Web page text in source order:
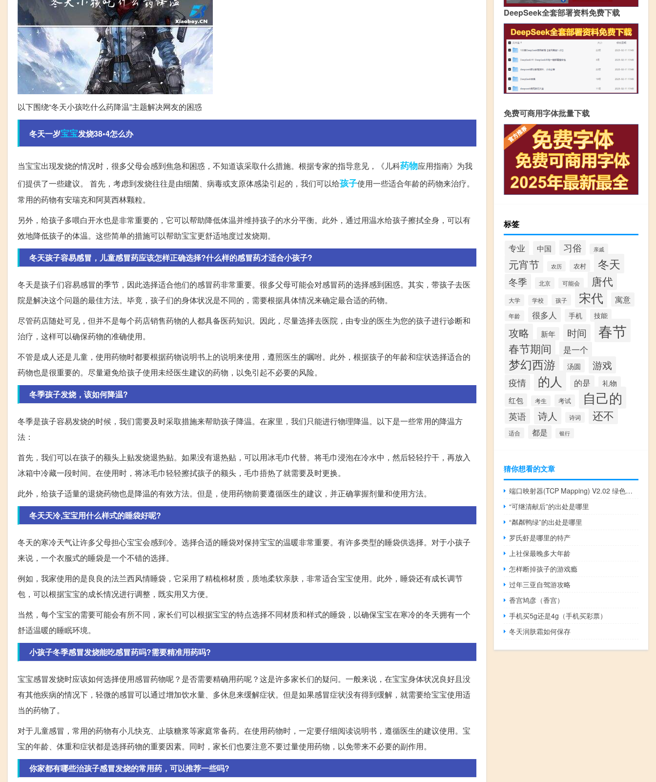
以下围绕“冬天小孩吃什么药降温”主题解决网友的困惑
冬天一岁宝宝发烧38•4怎么办
当宝宝出现发烧的情况时，很多父母会感到焦急和困惑，不知道该采取什么措施。根据专家的指导意见，《儿科药物应用指南》为我
们提供了一些建议。 首先，考虑到发烧往往是由细菌、病毒或支原体感染引起的，我们可以给孩子使用一些适合年龄的药物来治疗。
常用的药物有安瑞克和阿莫西林颗粒。
另外，给孩子多喂白开水也是非常重要的，它可以帮助降低体温并维持孩子的水分平衡。此外，通过用温水给孩子擦拭全身，可以有
效地降低孩子的体温。这些简单的措施可以帮助宝宝更舒适地度过发烧期。
冬天孩子容易感冒，儿童感冒药应该怎样正确选择?什么样的感冒药才适合小孩子?
冬天是孩子们容易感冒的季节，因此选择适合他们的感冒药非常重要。很多父母可能会对感冒药的选择感到困惑。其实，带孩子去医
院是解决这个问题的最佳方法。毕竟，孩子们的身体状况是不同的，需要根据具体情况来确定最合适的药物。
尽管药店随处可见，但并不是每个药店销售药物的人都具备医药知识。因此，尽量选择去医院，由专业的医生为您的孩子进行诊断和
治疗，这样可以确保药物的准确使用。
不管是成人还是儿童，使用药物时都要根据药物说明书上的说明来使用，遵照医生的嘱咐。此外，根据孩子的年龄和症状选择适合的
药物也是很重要的。尽量避免给孩子使用未经医生建议的药物，以免引起不必要的风险。
冬季孩子发烧，该如何降温?
冬季是孩子容易发烧的时候，我们需要及时采取措施来帮助孩子降温。在家里，我们只能进行物理降温。以下是一些常用的降温方
法：
首先，我们可以在孩子的额头上贴发烧退热贴。如果没有退热贴，可以用冰毛巾代替。将毛巾浸泡在冷水中，然后轻轻拧干，再放入
冰箱中冷藏一段时间。在使用时，将冰毛巾轻轻擦拭孩子的额头，毛巾捂热了就需要及时更换。
此外，给孩子适量的退烧药物也是降温的有效方法。但是，使用药物前要遵循医生的建议，并正确掌握剂量和使用方法。
冬天天冷,宝宝用什么样式的睡袋好呢?
冬天的寒冷天气让许多父母担心宝宝会感到冷。选择合适的睡袋对保持宝宝的温暖非常重要。有许多类型的睡袋供选择。对于小孩子
来说，一个衣服式的睡袋是一个不错的选择。
例如，我家使用的是良良的法兰西风情睡袋，它采用了精梳棉材质，质地柔软亲肤，非常适合宝宝使用。此外，睡袋还有成长调节
包，可以根据宝宝的成长情况进行调整，既实用又方便。
当然，每个宝宝的需要可能会有所不同，家长们可以根据宝宝的特点选择不同材质和样式的睡袋，以确保宝宝在寒冷的冬天拥有一个
舒适温暖的睡眠环境。
小孩子冬季感冒发烧能吃感冒药吗?需要精准用药吗?
宝宝感冒发烧时应该如何选择使用感冒药物呢？是否需要精确用药呢？这是许多家长们的疑问。一般来说，在宝宝身体状况良好且没
有其他疾病的情况下，轻微的感冒可以通过增加饮水量、多休息来缓解症状。但是如果感冒症状没有得到缓解，就需要给宝宝使用适
当的药物了。
对于儿童感冒，常用的药物有小儿快克、止咳糖浆等家庭常备药。在使用药物时，一定要仔细阅读说明书，遵循医生的建议使用。宝
宝的年龄、体重和症状都是选择药物的重要因素。同时，家长们也要注意不要过量使用药物，以免带来不必要的副作用。
你家都有哪些治孩子感冒发烧的常用药，可以推荐一些吗?
DeepSeek全套部署资料免费下载
免费可商用字体批量下载
标签
专业 中国 习俗 亲戚
元宵节 农历 农村 冬天
冬季 北京 可能会 唐代
大学 学校 孩子 宋代 寓意
年龄 很多人 手机 技能
攻略 新年 时间 春节
春节期间 是一个
梦幻西游 汤圆 游戏
疫情 的人 的是
礼物
红包
考生 考试 自己的
英语 诗人 诗词 还不
适合 都是 银行
猜你想看的文章
端口映射器(TCP Mapping) V2.02 绿色版（端口映射器(TCP Mapping) V2.02 绿色版功能简介）
“可继清献后”的出处是哪里
“粼粼鸭绿”的出处是哪里
罗氏虾是哪里的特产
上社保最晚多大年龄
怎样断掉孩子的游戏瘾
过年三亚自驾游攻略
香宫鸠彦（香宫）
手机买5g还是4g（手机买彩票）
冬天润肤霜如何保存